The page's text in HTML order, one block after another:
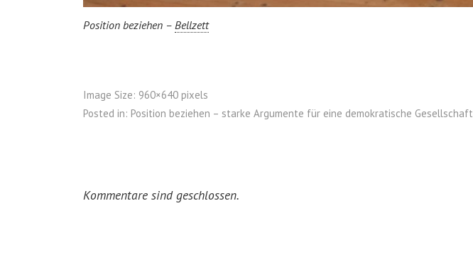
Position beziehen – Bellzett
Image Size: 960×640 pixels
Posted in: Position beziehen – starke Argumente für eine demokratische Gesellschaft
Kommentare sind geschlossen.